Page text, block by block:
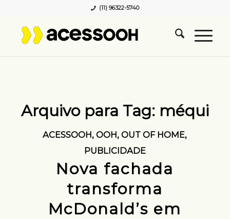
(11) 96322-5740
Arquivo para Tag: méqui
ACESSOOH,OOH,OUT OF HOME,
PUBLICIDADE
Nova fachada
transforma
McDonald’s em